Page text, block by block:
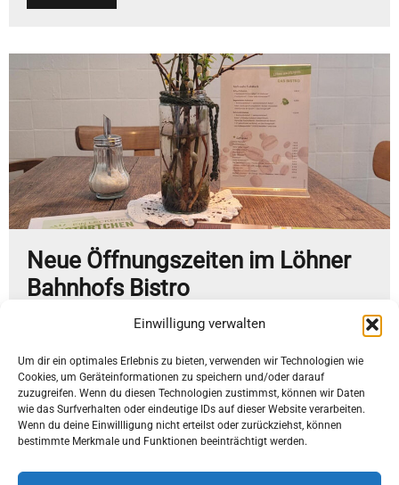
Einwilligung verwalten
Um dir ein optimales Erlebnis zu bieten, verwenden wir Technologien wie
Cookies, um Geräteinformationen zu speichern und/oder darauf
zuzugreifen. Wenn du diesen Technologien zustimmst, können wir Daten
wie das Surfverhalten oder eindeutige IDs auf dieser Website verarbeiten.
Wenn du deine Einwillligung nicht erteilst oder zurückziehst, können
bestimmte Merkmale und Funktionen beeinträchtigt werden.
Neue Öffnungszeiten im Löhner
Bahnhofs Bistro
Mehr ...
…345